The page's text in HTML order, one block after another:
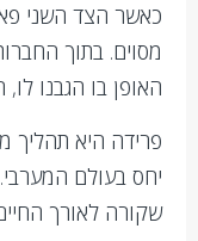
כאשר הצד השני
מסוים. בתוך
האופן בו הגבנו
פרידה היא תהליך
יחס בעולם
שקורה לאורך